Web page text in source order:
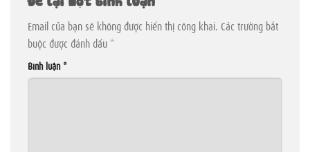
Email của bạn sẽ không được hiển thị công khai. Các trường bắt
buộc được đánh dấu *
Bình luận *